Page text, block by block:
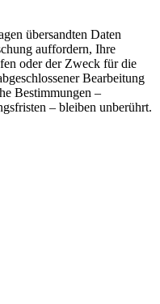
übersandten Daten
auffordern, Ihre
oder der Zweck für die
Bearbeitung
Bestimmungen –
– bleiben unberührt.